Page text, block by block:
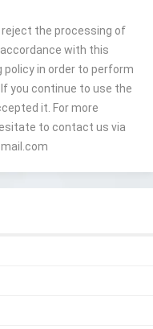
the processing of
with this
policy in order to perform
you continue to use the
it. For more
to contact us via